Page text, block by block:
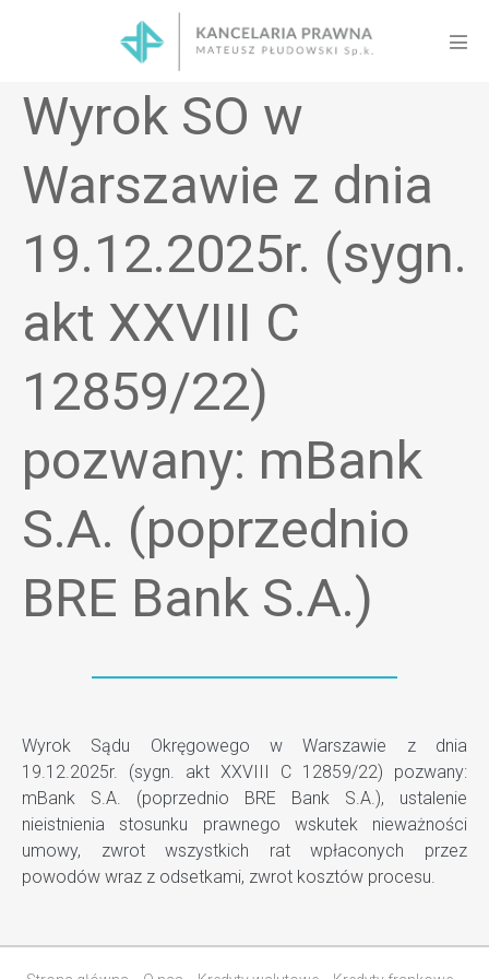
Wyrok SO w
Warszawie z dnia
19.12.2025r. (sygn.
akt XXVIII C
12859/22)
pozwany: mBank
S.A. (poprzednio
BRE Bank S.A.)
Wyrok Sądu Okręgowego w Warszawie z dnia
19.12.2025r. (sygn. akt XXVIII C 12859/22) pozwany:
mBank S.A. (poprzednio BRE Bank S.A.), ustalenie
nieistnienia stosunku prawnego wskutek nieważności
umowy, zwrot wszystkich rat wpłaconych przez
powodów wraz z odsetkami, zwrot kosztów procesu.